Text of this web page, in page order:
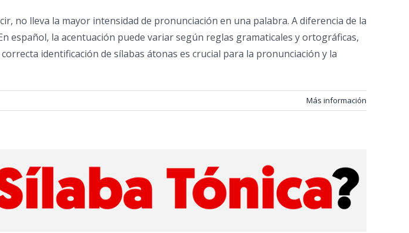
no lleva la mayor intensidad de pronunciación en una palabra. A diferencia de la
español, la acentuación puede variar según reglas gramaticales y ortográficas,
identificación de sílabas átonas es crucial para la pronunciación y la
Más información